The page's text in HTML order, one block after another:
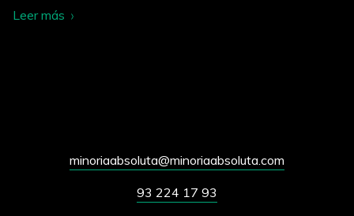
Leer más
minoriaabsoluta@minoriaabsoluta.com
93 224 17 93